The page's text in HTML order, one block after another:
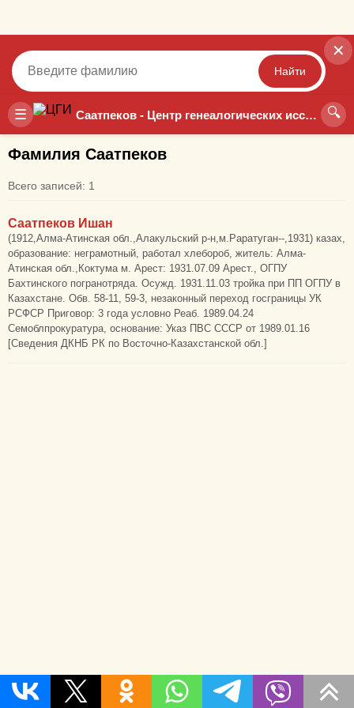
☰ Саатпеков - Центр генеалогических исследований 🔍
✕
Найти
Точный Неточный
Фамилия Саатпеков
Всего записей: 1
Саатпеков Ишан
(1912,Алма-Атинская обл.,Алакульский р-н,м.Раратуган--,1931) казах,
образование: неграмотный, работал хлебороб, житель: Алма-
Атинская обл.,Коктума м. Арест: 1931.07.09 Арест., ОГПУ
Бахтинского погранотряда. Осужд. 1931.11.03 тройка при ПП ОГПУ в
Казахстане. Обв. 58-11, 59-3, незаконный переход госграницы УК
РСФСР Приговор: 3 года условно Реаб. 1989.04.24
Семоблпрокуратура, основание: Указ ПВС СССР от 1989.01.16
[Сведения ДКНБ РК по Восточно-Казахстанской обл.]